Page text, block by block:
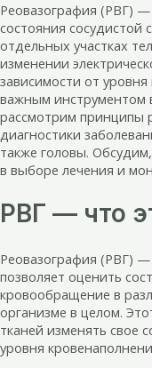
Реовазография (РВГ)
состояния
отдельных участках
изменении
зависимости от
важным инструментом
рассмотрим принципы
диагностики
также головы.
в выборе лечения и
РВГ — что
Реовазография (РВГ)
позволяет оценить
кровообращение в
организме в целом.
тканей изменять свое
уровня